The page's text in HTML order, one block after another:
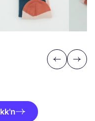
Previous
Next